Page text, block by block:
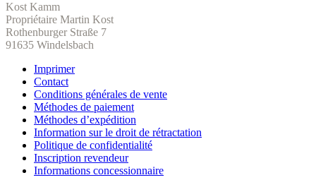
Kost Kamm
Propriétaire Martin Kost
Rothenburger Straße 7
91635 Windelsbach
Imprimer
Contact
Conditions générales de vente
Méthodes de paiement
Méthodes d’expédition
Information sur le droit de rétractation
Politique de confidentialité
Inscription revendeur
Informations concessionnaire